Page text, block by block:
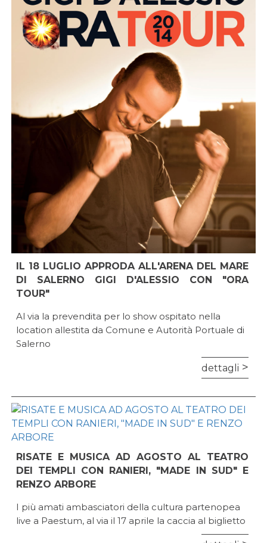
IL 18 LUGLIO APPRODA ALL'ARENA DEL MARE
DI SALERNO GIGI D'ALESSIO CON "ORA
TOUR"
Al via la prevendita per lo show ospitato nella
location allestita da Comune e Autorità Portuale di
Salerno
dettagli
RISATE E MUSICA AD AGOSTO AL TEATRO
DEI TEMPLI CON RANIERI, "MADE IN SUD" E
RENZO ARBORE
I più amati ambasciatori della cultura partenopea
live a Paestum, al via il 17 aprile la caccia al biglietto